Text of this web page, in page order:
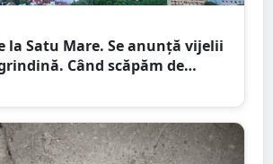
Satu Mare. Se anunță vijelii
Când scăpăm de